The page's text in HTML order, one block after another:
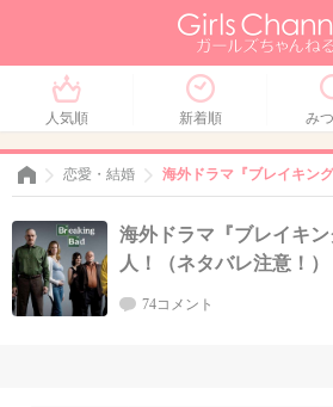
人気順 新着順 み
恋愛・結婚 海外ドラマ『ブレイキン
海外ドラマ『ブレイキ
人！（ネタバレ注意！）
74コメント